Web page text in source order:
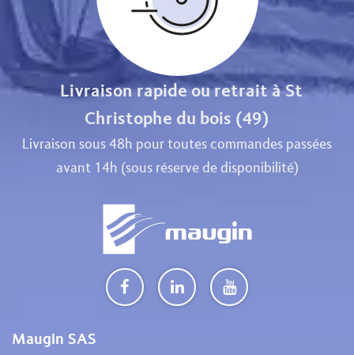
Livraison rapide ou retrait à St
Christophe du bois (49)
Livraison sous 48h pour toutes commandes passées
avant 14h (sous réserve de disponibilité)
Maugin SAS